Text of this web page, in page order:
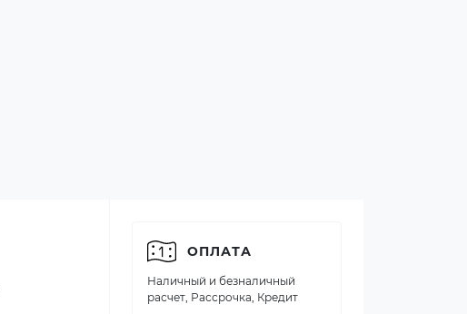
ОПЛАТА
Наличный и безналичный
расчет, Рассрочка, Кредит